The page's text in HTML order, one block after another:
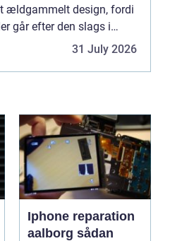
ældgammelt design, fordi
går efter den slags i
noget fr...
31 July 2026
Iphone reparation
aalborg sådan